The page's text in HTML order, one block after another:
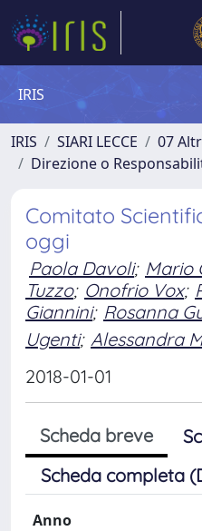
IRIS
IRIS SIARI LECCE
07
Direzione o
Comitato
oggi
Paola Davoli; Mario
Tuzzo; Onofrio Vox;
Giannini; Rosanna
Ugenti; Alessandra
2018-01-01
Scheda breve
Scheda completa
Anno